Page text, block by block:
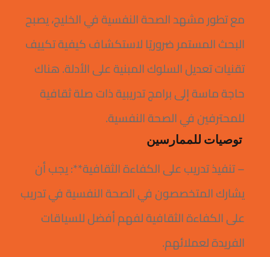
مع تطور مشهد الصحة النفسية في الخليج، يصبح
البحث المستمر ضروريًا لاستكشاف كيفية تكييف
تقنيات تعديل السلوك المبنية على الأدلة. هناك
حاجة ماسة إلى برامج تدريبية ذات صلة ثقافية
للمحترفين في الصحة النفسية.
توصيات للممارسين
– تنفيذ تدريب على الكفاءة الثقافية**: يجب أن
يشارك المتخصصون في الصحة النفسية في تدريب
على الكفاءة الثقافية لفهم أفضل للسياقات
الفريدة لعملائهم.